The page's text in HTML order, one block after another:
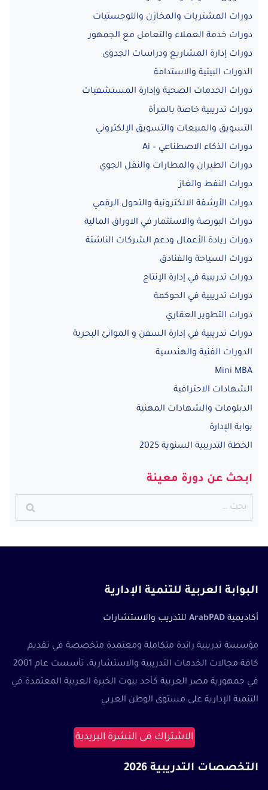
دورات المشتريات والمخازن واللوجستيات
دورات خدمة العملاء والتعامل مع الجمهور
دورات إدارة المشاريع ودراسات الجدوى
الدورات البيئية والاستدامة
دورات الخدمات الصحية وإدارة المستشفيات
دورات تدريبية خاصة بالمرأة
التسويق والمبيعات والتسويق الإلكتروني
دورات الذكاء الاصطناعي – Ai
دورات الطيران والمطارات والنقل الجوي
دورات النفط والغاز
دورات الأرشفة الالكترونية والتحول الرقمي
دورات البورصة والاستثمار في الاوراق المالية
دورات ريادة الأعمال ودعم الشركات الناشئة
دورات السياحة والفنادق
دورات تدريبية في إدارة الإنتاج
دورات تدريبية في الحوكمة
دورات التطوير العقاري
دورات تدريبية في إدارة السفن و الموانئ البحرية
الدورات الفنية والهندسية
Mini MBA
الشهادات الاحترافية
الدبلومات والشهادات المهنية
بوابة الإدارة
الخطة التدريبية السنوية 2025
ابحث عن دورة معينة
البحث
عن:
البوابة العربية للتنمية الإدارية
أكاديمية ArabPAD للتدريب والاستشارات
مؤسسة تدريبية رائدة متكاملة ومعتمدة متخصصة في تقديم
كافة مجالات الخدمات التدريبية والاستشارية، تأسست عام 2001
في جمهورية مصر العربية كأحد بيوت الخبرة العربية المعتمدة في
التنمية الإدارية على مستوى الوطن العربي
الاشتراك فى النشرة البريدية
التخصصات التدريبية 2026